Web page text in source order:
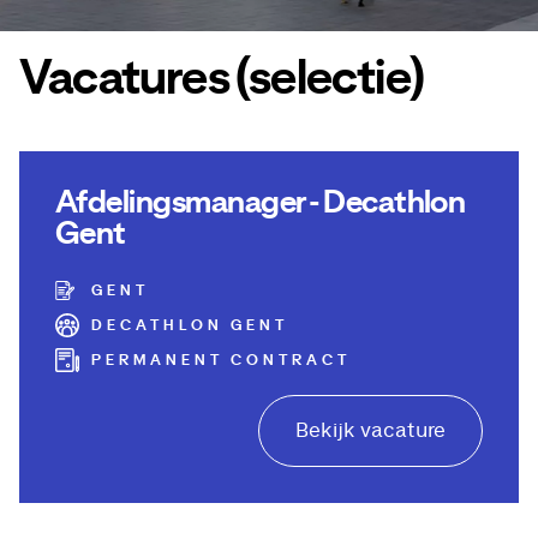
Vacatures (selectie)
Afdelingsmanager - Decathlon
Gent
GENT
DECATHLON GENT
PERMANENT CONTRACT
Bekijk vacature